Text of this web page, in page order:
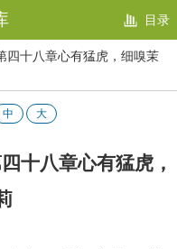
目录
四十八章心有猛虎，细嗅茉
中 大
十八章心有猛虎，